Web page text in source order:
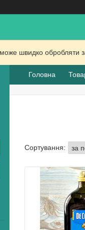
швидко обробляти
Головна